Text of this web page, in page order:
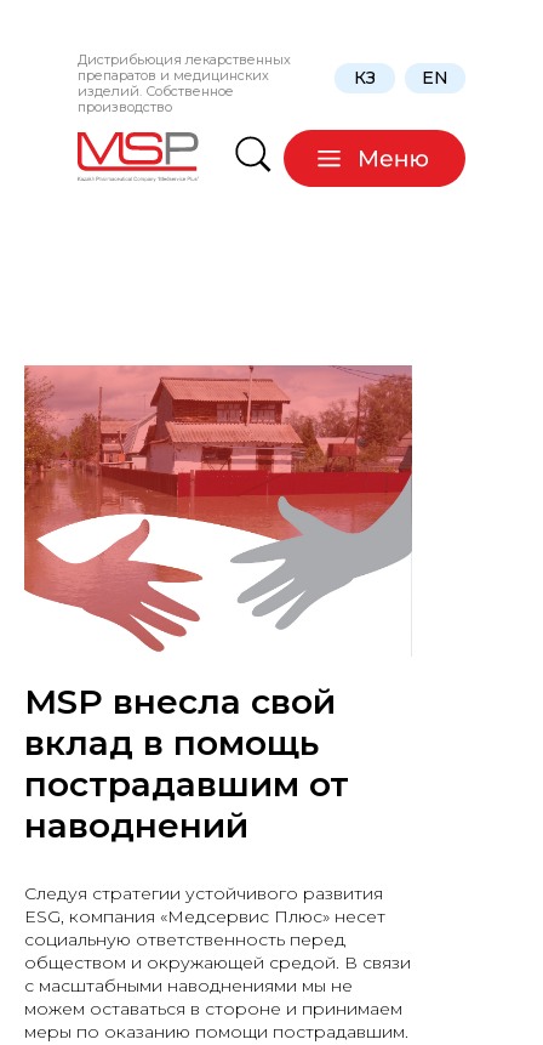
Дистрибьюция лекарственных
препаратов и медицинских
изделий. Собственное
производство
КЗ EN
MSP внесла свой
вклад в помощь
пострадавшим от
наводнений
Следуя стратегии устойчивого развития
ESG, компания «Медсервис Плюс» несет
социальную ответственность перед
обществом и окружающей средой. В связи
с масштабными наводнениями мы не
можем оставаться в стороне и принимаем
меры по оказанию помощи пострадавшим.